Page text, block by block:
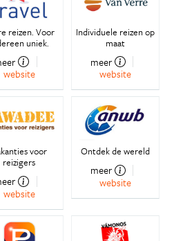
reizen. Voor
uniek.
website
Individuele reizen op
maat
meer
website
voor
reizigers
website
Ontdek de wereld
meer
website